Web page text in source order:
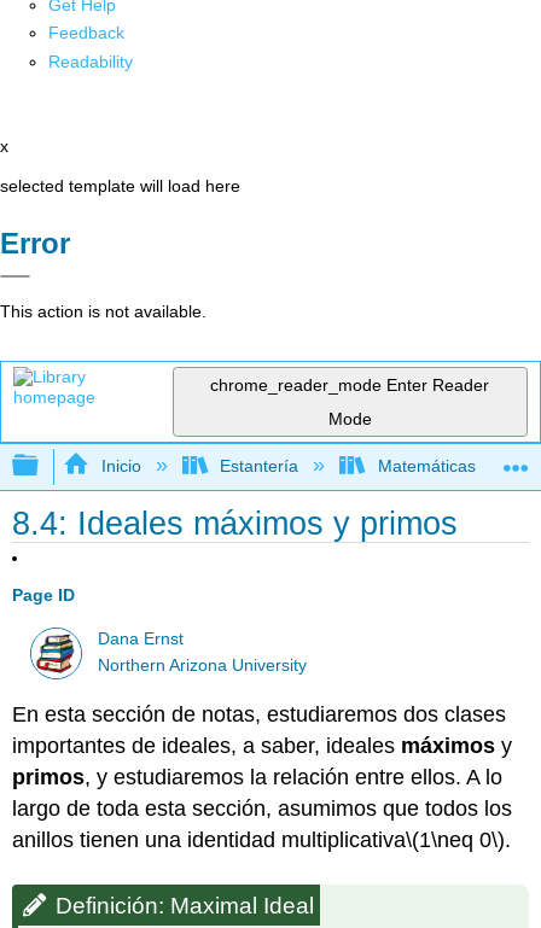
Get Help
Feedback
Readability
x
selected template will load here
Error
This action is not available.
chrome_reader_mode Enter Reader
Mode
Expandir/contraer jerarquía global
Inicio Estantería Matemáticas
8.4: Ideales máximos y primos
Page ID
Dana Ernst
Northern Arizona University
En esta sección de notas, estudiaremos dos clases
importantes de ideales, a saber, ideales máximos y
primos, y estudiaremos la relación entre ellos. A lo
largo de toda esta sección, asumimos que todos los
anillos tienen una identidad multiplicativa\(1\neq 0\).
Definición: Maximal Ideal